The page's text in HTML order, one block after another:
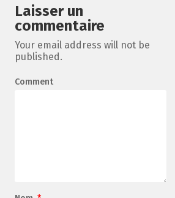
Laisser un
commentaire
Your email address will not be
published.
Comment